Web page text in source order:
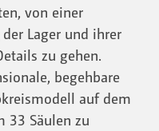
von einer
Lager und ihrer
zu gehen.
begehbare
auf dem
33 Säulen zu